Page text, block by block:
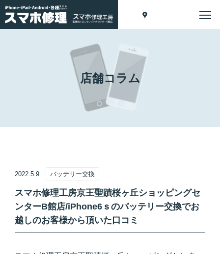
店舗コラム
2022.5.9 バッテリー交換
スマホ修理工房京王聖蹟桜ヶ丘ショッピングセ
ンターB館店/iPhone6ｓのバッテリー交換でお
越しのお客様から頂いた口コミ